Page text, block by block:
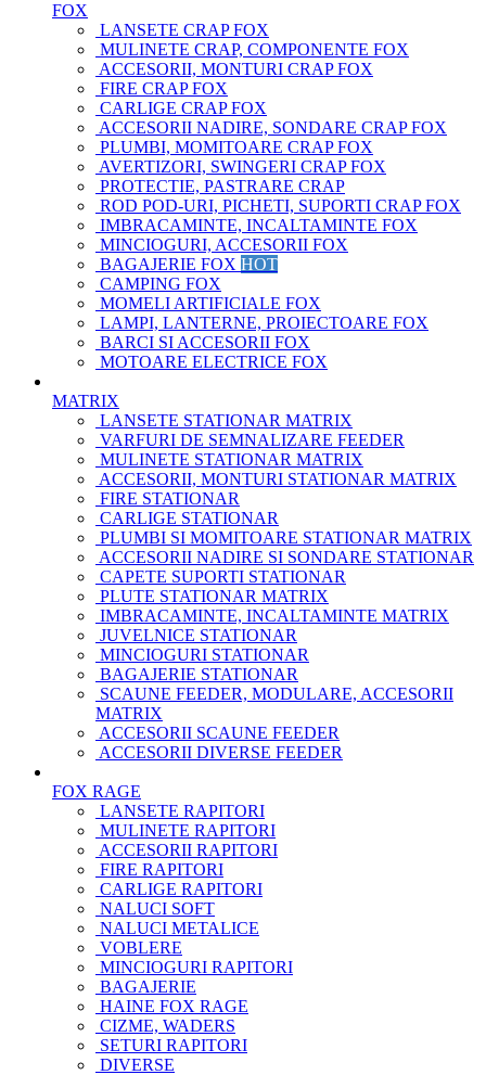
FOX
LANSETE CRAP FOX
MULINETE CRAP, COMPONENTE FOX
ACCESORII, MONTURI CRAP FOX
FIRE CRAP FOX
CARLIGE CRAP FOX
ACCESORII NADIRE, SONDARE CRAP FOX
PLUMBI, MOMITOARE CRAP FOX
AVERTIZORI, SWINGERI CRAP FOX
PROTECTIE, PASTRARE CRAP
ROD POD-URI, PICHETI, SUPORTI CRAP FOX
IMBRACAMINTE, INCALTAMINTE FOX
MINCIOGURI, ACCESORII FOX
BAGAJERIE FOX HOT
CAMPING FOX
MOMELI ARTIFICIALE FOX
LAMPI, LANTERNE, PROIECTOARE FOX
BARCI SI ACCESORII FOX
MOTOARE ELECTRICE FOX
MATRIX
LANSETE STATIONAR MATRIX
VARFURI DE SEMNALIZARE FEEDER
MULINETE STATIONAR MATRIX
ACCESORII, MONTURI STATIONAR MATRIX
FIRE STATIONAR
CARLIGE STATIONAR
PLUMBI SI MOMITOARE STATIONAR MATRIX
ACCESORII NADIRE SI SONDARE STATIONAR
CAPETE SUPORTI STATIONAR
PLUTE STATIONAR MATRIX
IMBRACAMINTE, INCALTAMINTE MATRIX
JUVELNICE STATIONAR
MINCIOGURI STATIONAR
BAGAJERIE STATIONAR
SCAUNE FEEDER, MODULARE, ACCESORII
MATRIX
ACCESORII SCAUNE FEEDER
ACCESORII DIVERSE FEEDER
FOX RAGE
LANSETE RAPITORI
MULINETE RAPITORI
ACCESORII RAPITORI
FIRE RAPITORI
CARLIGE RAPITORI
NALUCI SOFT
NALUCI METALICE
VOBLERE
MINCIOGURI RAPITORI
BAGAJERIE
HAINE FOX RAGE
CIZME, WADERS
SETURI RAPITORI
DIVERSE